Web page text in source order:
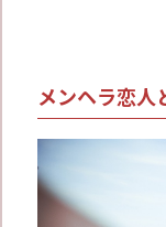
メンヘラ恋人